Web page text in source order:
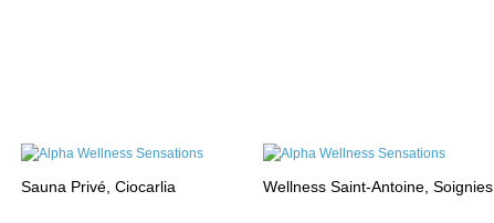
Sauna Privé, Ciocarlia Wellness Saint-Antoine, Soignies